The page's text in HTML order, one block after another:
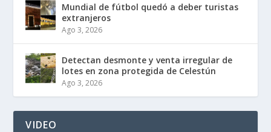
Mundial de fútbol quedó a deber turistas
extranjeros
Ago 3, 2026
Detectan desmonte y venta irregular de
lotes en zona protegida de Celestún
Ago 3, 2026
VIDEO